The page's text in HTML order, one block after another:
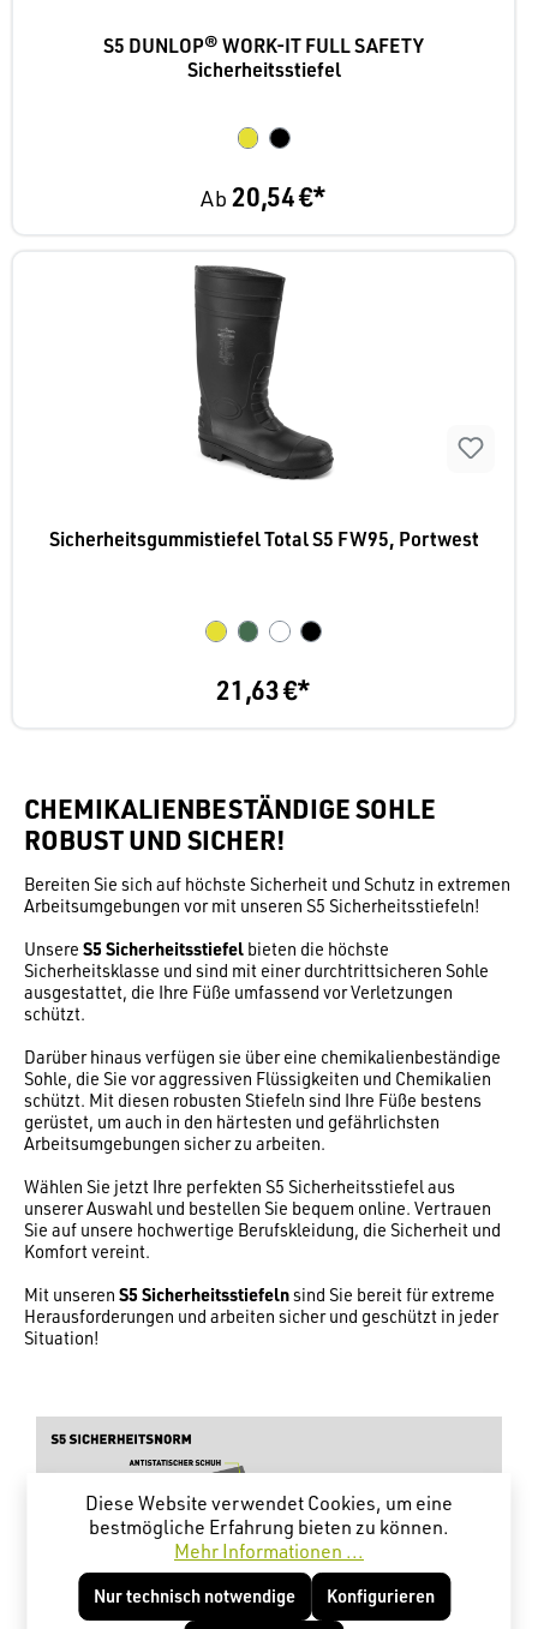
S5 DUNLOP® WORK-IT FULL SAFETY
Sicherheitsstiefel
Ab20,54 €*
Sicherheitsgummistiefel Total S5 FW95, Portwest
21,63 €*
CHEMIKALIENBESTÄNDIGE SOHLE
ROBUST UND SICHER!
Bereiten Sie sich auf höchste Sicherheit und Schutz in extremen
Arbeitsumgebungen vor mit unseren S5 Sicherheitsstiefeln!
Unsere S5 Sicherheitsstiefel bieten die höchste
Sicherheitsklasse und sind mit einer durchtrittsicheren Sohle
ausgestattet, die Ihre Füße umfassend vor Verletzungen
schützt.
Darüber hinaus verfügen sie über eine chemikalienbeständige
Sohle, die Sie vor aggressiven Flüssigkeiten und Chemikalien
schützt. Mit diesen robusten Stiefeln sind Ihre Füße bestens
gerüstet, um auch in den härtesten und gefährlichsten
Arbeitsumgebungen sicher zu arbeiten.
Wählen Sie jetzt Ihre perfekten S5 Sicherheitsstiefel aus
unserer Auswahl und bestellen Sie bequem online. Vertrauen
Sie auf unsere hochwertige Berufskleidung, die Sicherheit und
Komfort vereint.
Mit unseren S5 Sicherheitsstiefelnsind Sie bereit für extreme
Herausforderungen und arbeiten sicher und geschützt in jeder
Situation!
Diese Website verwendet Cookies, um eine
bestmögliche Erfahrung bieten zu können.
Mehr Informationen ...
Nur technisch notwendige Konfigurieren